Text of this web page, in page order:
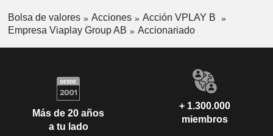
Bolsa de valores Acciones
Acción VPLAY B
Empresa Viaplay Group AB
Accionariado
Más de 20 años
a tu lado
+ 1.300.000
miembros